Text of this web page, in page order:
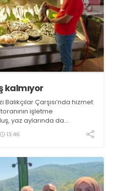
kalmıyor
Çarşısı’nda hizmet
işletme
yaz aylarında da
ifade ederek “Yıl
bulmak mümkün
13:46